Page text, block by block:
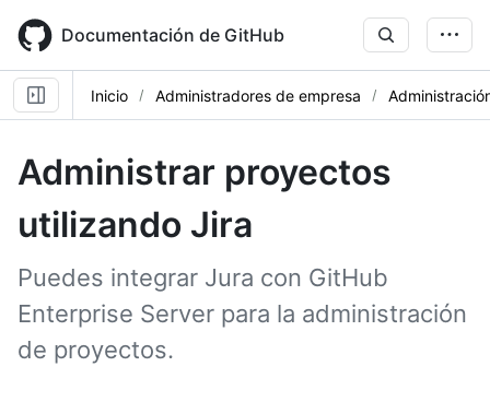
main
content
Documentación de GitHub
Inicio Administradores de empresa
Administrar proyectos
utilizando Jira
Puedes integrar Jura con GitHub
Enterprise Server para la administración
de proyectos.